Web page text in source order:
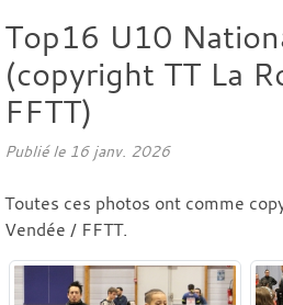
Top16 U10
(copyright TT La
FFTT)
Publié le 16 janv. 2026
Toutes ces photos ont comme
Vendée / FFTT.